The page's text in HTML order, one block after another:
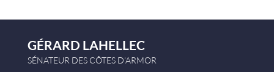
GÉRARD LAHELLEC
SÉNATEUR DES CÔTES D’ARMOR